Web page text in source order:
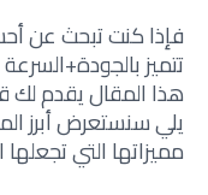
فإذا كنت تبحث عن
تتميز
هذا المقال يقدم لك
يلي سنستعرض أبرز
مميزاتها التي تجعلها